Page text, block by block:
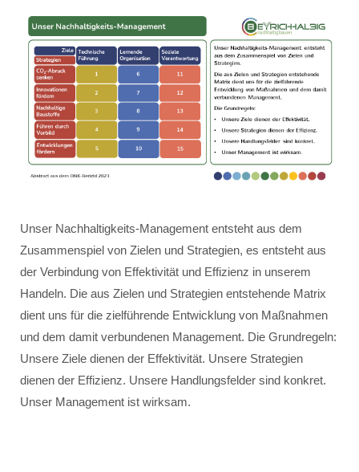
Unser Nachhaltigkeits-Management entsteht aus dem
Zusammenspiel von Zielen und Strategien, es entsteht aus
der Verbindung von Effektivität und Effizienz in unserem
Handeln. Die aus Zielen und Strategien entstehende Matrix
dient uns für die zielführende Entwicklung von Maßnahmen
und dem damit verbundenen Management. Die Grundregeln:
Unsere Ziele dienen der Effektivität. Unsere Strategien
dienen der Effizienz. Unsere Handlungsfelder sind konkret.
Unser Management ist wirksam.